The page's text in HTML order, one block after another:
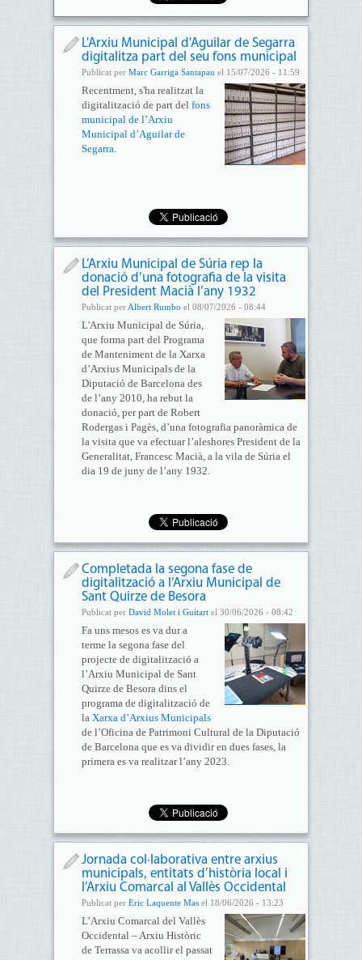
L'Arxiu Municipal d'Aguilar de Segarra
digitalitza part del seu fons municipal
Publicat per Marc Garriga Santapau el 15/07/2026 - 11:59
Recentment, s'ha realitzat la
digitalització de part del fons
municipal de l’Arxiu
Municipal d’Aguilar de
Segarra.
L’Arxiu Municipal de Súria rep la
donació d’una fotografia de la visita
del President Macià l’any 1932
Publicat per Albert Rumbo el 08/07/2026 - 08:44
L'Arxiu Municipal de Súria,
que forma part del Programa
de Manteniment de la Xarxa
d’Arxius Municipals de la
Diputació de Barcelona des
de l’any 2010, ha rebut la
donació, per part de Robert
Rodergas i Pagès, d’una fotografia panoràmica de
la visita que va efectuar l’aleshores President de la
Generalitat, Francesc Macià, a la vila de Súria el
dia 19 de juny de l’any 1932.
Completada la segona fase de
digitalització a l’Arxiu Municipal de
Sant Quirze de Besora
Publicat per David Molet i Guitartel 30/06/2026 - 08:42
Fa uns mesos es va dur a
terme la segona fase del
projecte de digitalització a
l’Arxiu Municipal de Sant
Quirze de Besora dins el
programa de digitalització de
la Xarxa d’Arxius Municipals
de l’Oficina de Patrimoni Cultural de la Diputació
de Barcelona que es va dividir en dues fases, la
primera es va realitzar l’any 2023.
Jornada col·laborativa entre arxius
municipals, entitats d’història local i
l’Arxiu Comarcal al Vallès Occidental
Publicat per Eric Laquente Masel 18/06/2026 - 13:23
L’Arxiu Comarcal del Vallès
Occidental – Arxiu Històric
de Terrassa va acollir el passat